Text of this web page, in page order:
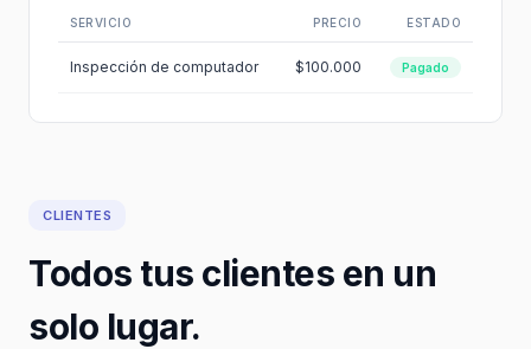
SERVICIO PRECIO ESTADO
Inspección de computador $100.000 Pagado
CLIENTES
Todos tus clientes en un
solo lugar.